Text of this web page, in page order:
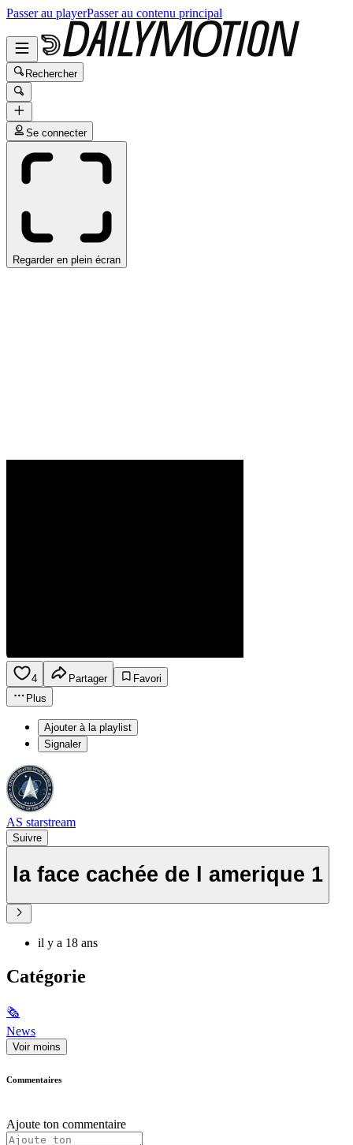
Passer au playerPasser au contenu principal
Rechercher
Se connecter
Regarder en plein écran
4 Partager
Favori
Plus
Ajouter à la playlist
Signaler
AS starstream
Suivre
la face cachée de l amerique 1
il y a 18 ans
Catégorie
🗞
News
Voir moins
Commentaires
Ajoute ton commentaire